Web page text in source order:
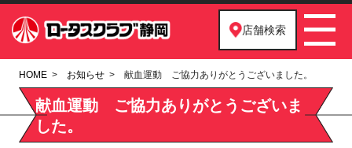
店舗検索
HOME お知らせ 献血運動 ご協力ありがとうございました。
献血運動 ご協力ありがとうございま
した。